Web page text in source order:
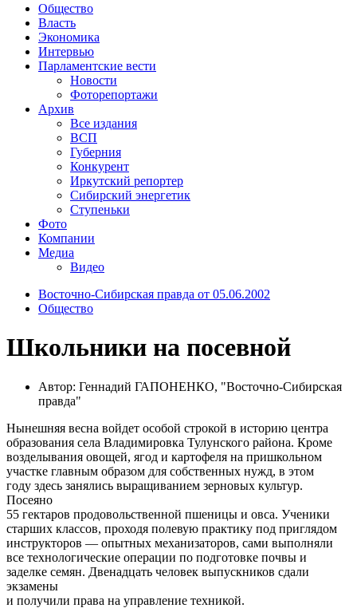
Общество
Власть
Экономика
Интервью
Парламентские вести
Новости
Фоторепортажи
Архив
Все издания
ВСП
Губерния
Конкурент
Иркутский репортер
Сибирский энергетик
Ступеньки
Фото
Компании
Медиа
Видео
Восточно-Сибирская правда от 05.06.2002
Общество
Школьники на посевной
Автор: Геннадий ГАПОНЕНКО, "Восточно-Сибирская
правда"
Нынешняя весна войдет особой строкой в историю центра
образования села Владимировка Тулунского района. Кроме
возделывания овощей, ягод и картофеля на пришкольном
участке главным образом для собственных нужд, в этом
году здесь занялись выращиванием зерновых культур.
Посеяно
55 гектаров продовольственной пшеницы и овса. Ученики
старших классов, проходя полевую практику под приглядом
инструкторов — опытных механизаторов, сами выполняли
все технологические операции по подготовке почвы и
заделке семян. Двенадцать человек выпускников сдали
экзамены
и получили права на управление техникой.